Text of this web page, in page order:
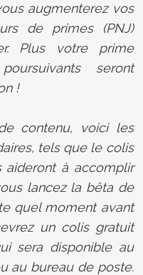
augmenterez vos
de primes (PNJ)
Plus votre prime
seront
!
contenu, voici les
tels que le colis
à accomplir
lancez la bêta de
quel moment avant
un colis gratuit
sera disponible au
au bureau de poste.